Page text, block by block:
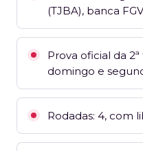
(TJBA), banca
Prova oficial da
domingo e
Rodadas: 4, com